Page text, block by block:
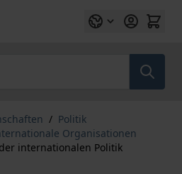
/ Politik
Organisationen
internationalen Politik